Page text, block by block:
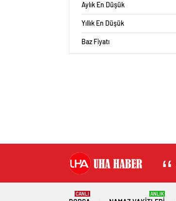
Aylık En Düşük
Yıllık En Düşük
Baz Fiyatı
CANLI ANLIK